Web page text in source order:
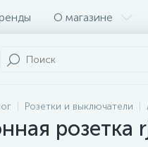
О магазине
Розетки и выключатели
розетка